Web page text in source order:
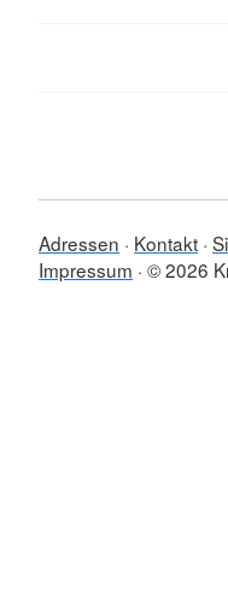
Adressen Kontakt
Impressum © 2026